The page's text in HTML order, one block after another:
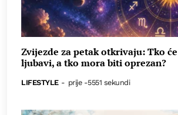
Zvijezde za petak otkrivaju: Tko
ljubavi, a tko mora biti oprezan?
LIFESTYLE - prije -5551 sekundi